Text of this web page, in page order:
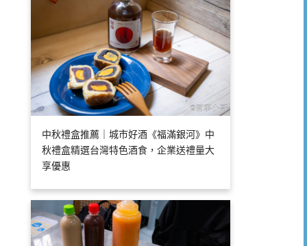
中秋禮盒推薦｜城市好酒《福滿銀河》中
秋禮盒精選台灣特色酒食，企業送禮量大
享優惠